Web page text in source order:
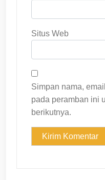
Situs Web
Simpan nama,
pada peramban ini
berikutnya.